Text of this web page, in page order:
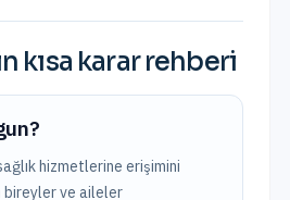
kısa karar rehberi
hizmetlerine erişimini
ve aileler